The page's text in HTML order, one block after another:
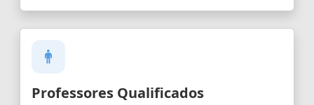
Professores Qualificados